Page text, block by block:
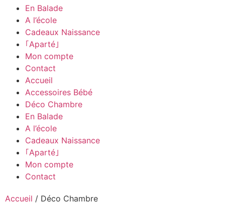
En Balade
A l’école
Cadeaux Naissance
｢Aparté｣
Mon compte
Contact
Accueil
Accessoires Bébé
Déco Chambre
En Balade
A l’école
Cadeaux Naissance
｢Aparté｣
Mon compte
Contact
Accueil / Déco Chambre